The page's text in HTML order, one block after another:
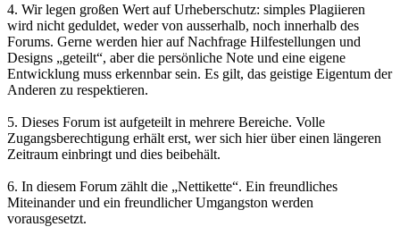
4. Wir legen großen Wert auf Urheberschutz: simples Plagiieren
wird nicht geduldet, weder von ausserhalb, noch innerhalb des
Forums. Gerne werden hier auf Nachfrage Hilfestellungen und
Designs „geteilt“, aber die persönliche Note und eine eigene
Entwicklung muss erkennbar sein. Es gilt, das geistige Eigentum der
Anderen zu respektieren.
5. Dieses Forum ist aufgeteilt in mehrere Bereiche. Volle
Zugangsberechtigung erhält erst, wer sich hier über einen längeren
Zeitraum einbringt und dies beibehält.
6. In diesem Forum zählt die „Nettikette“. Ein freundliches
Miteinander und ein freundlicher Umgangston werden
vorausgesetzt.